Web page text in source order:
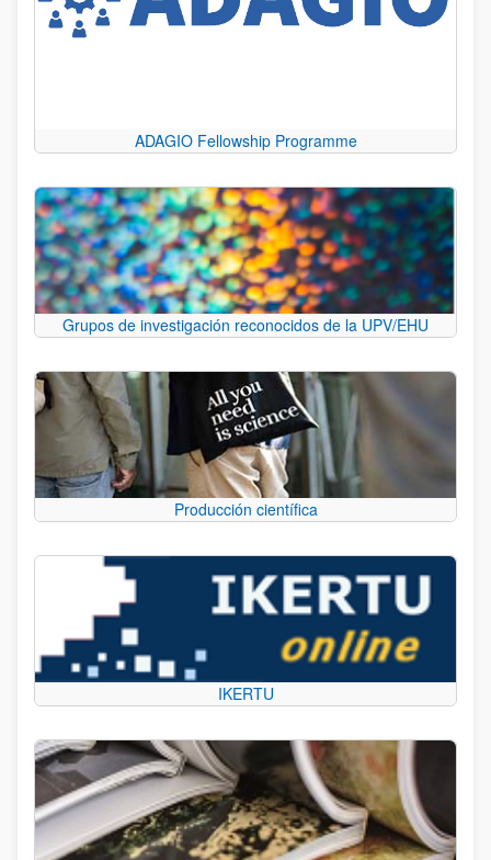
ADAGIO Fellowship Programme
Grupos de investigación reconocidos de la UPV/EHU
Producción científica
IKERTU